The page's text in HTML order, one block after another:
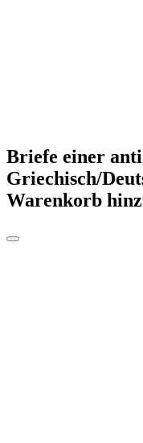
Briefe einer
Griechisch/
Warenkorb